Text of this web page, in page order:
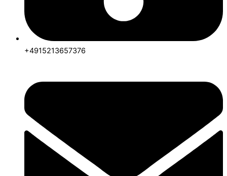
+4915213657376